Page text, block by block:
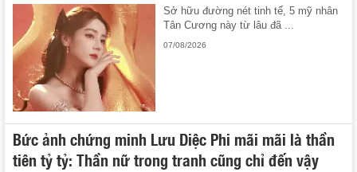
Sở hữu đường nét tinh tế, 5 mỹ nhân
Tân Cương này từ lâu đã ...
07/08/2026
Bức ảnh chứng minh Lưu Diệc Phi mãi mãi là thần
tiên tỷ tỷ: Thần nữ trong tranh cũng chỉ đến vậy